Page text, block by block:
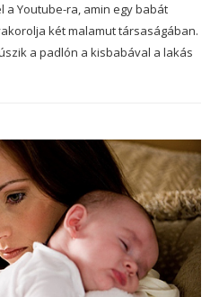
a Youtube-ra, amin egy babát
két malamut társaságában.
a padlón a kisbabával a lakás